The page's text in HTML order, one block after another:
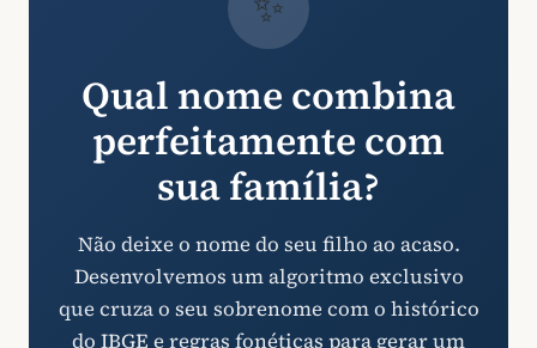
Qual nome combina
perfeitamente com
sua família?
Não deixe o nome do seu filho ao acaso.
Desenvolvemos um algoritmo exclusivo
que cruza o seu sobrenome com o histórico
do IBGE e regras fonéticas para gerar um